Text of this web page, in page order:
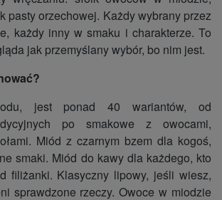
pasty orzechowej. Każdy wybrany przez
każdy inny w smaku i charakterze. To
jak przemyślany wybór, bo nim jest.
jest ponad 40 wariantów, od
po smakowe z owocami,
Miód z czarnym bzem dla kogoś,
smaki. Miód do kawy dla każdego, kto
filiżanki. Klasyczny lipowy, jeśli wiesz,
sprawdzone rzeczy. Owoce w miodzie